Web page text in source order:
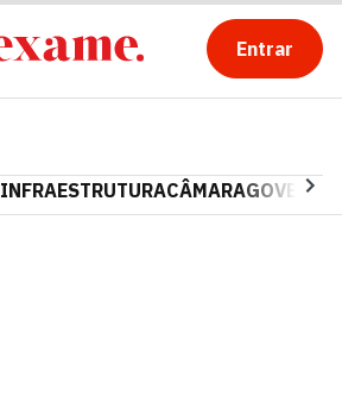
Entrar
INFRAESTRUTURACÂMARAGOVERNO